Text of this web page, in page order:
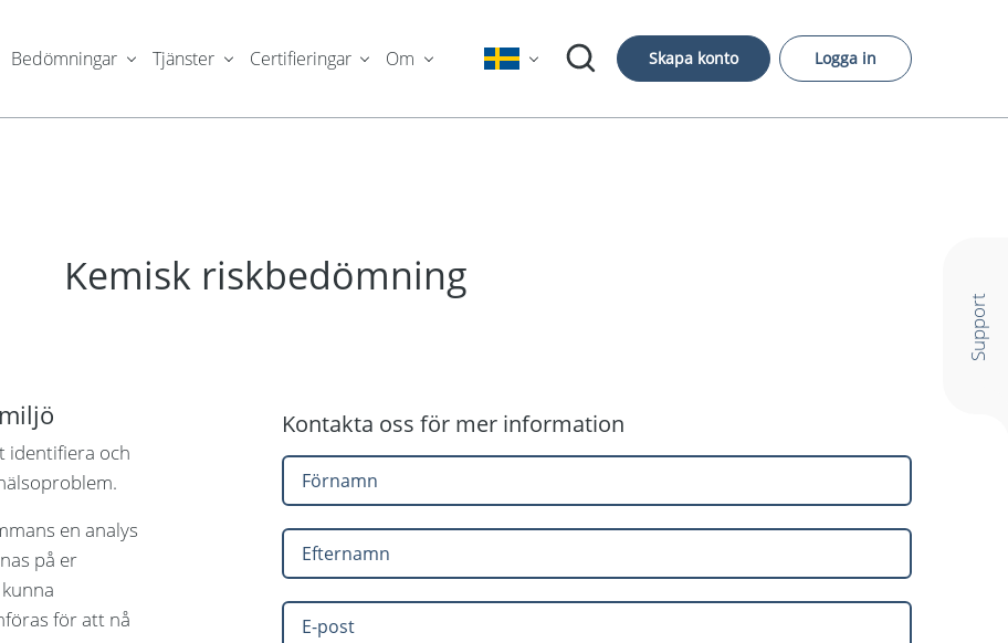
Bedömningar Tjänster Certifieringar Om Skapa konto Logga in
Kemisk riskbedömning
identifiera och
en analys
på er
för att nå
Kontakta oss för mer information
Support